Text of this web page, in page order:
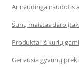
Ar naudinga naudotis
Šunų maistas daro
Produktai iš kurių
Geriausia gyvūnų